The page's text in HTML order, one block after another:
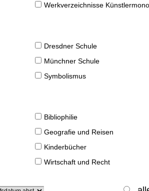
Werkverzeichnisse
Dresdner Schule
Münchner Schule
Symbolismus
Bibliophilie
Geografie und Reisen
Kinderbücher
Wirtschaft und Recht